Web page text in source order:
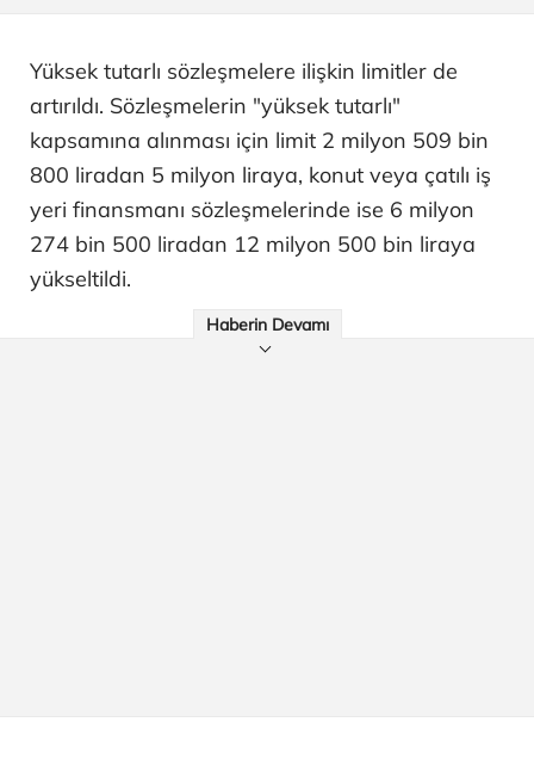
Yüksek tutarlı sözleşmelere ilişkin limitler de
artırıldı. Sözleşmelerin "yüksek tutarlı"
kapsamına alınması için limit 2 milyon 509 bin
800 liradan 5 milyon liraya, konut veya çatılı iş
yeri finansmanı sözleşmelerinde ise 6 milyon
274 bin 500 liradan 12 milyon 500 bin liraya
yükseltildi.
Haberin Devamı